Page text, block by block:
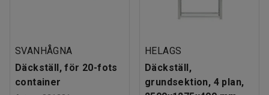
SVANHÅGNA
Däckställ, för 20-fots
container
HELAGS
Däckställ,
grundsektion, 4 plan,